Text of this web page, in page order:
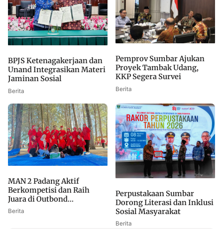
BPJS Ketenagakerjaan dan
Unand Integrasikan Materi
Jaminan Sosial
Berita
Pemprov Sumbar Ajukan
Proyek Tambak Udang,
KKP Segera Survei
Berita
MAN 2 Padang Aktif
Berkompetisi dan Raih
Juara di Outbond...
Berita
Perpustakaan Sumbar
Dorong Literasi dan Inklusi
Sosial Masyarakat
Berita